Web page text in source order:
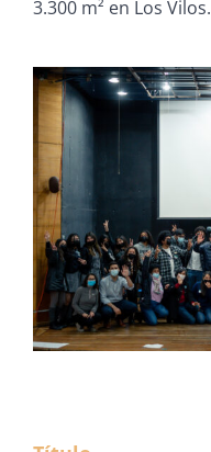
3.300 m² en Los Vilos.